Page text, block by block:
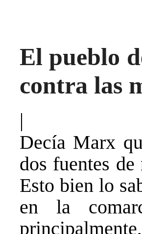
El pueblo
contra las
|
Decía Marx
dos fuentes
Esto bien lo
en la